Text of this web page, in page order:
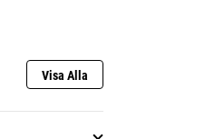
Visa Alla